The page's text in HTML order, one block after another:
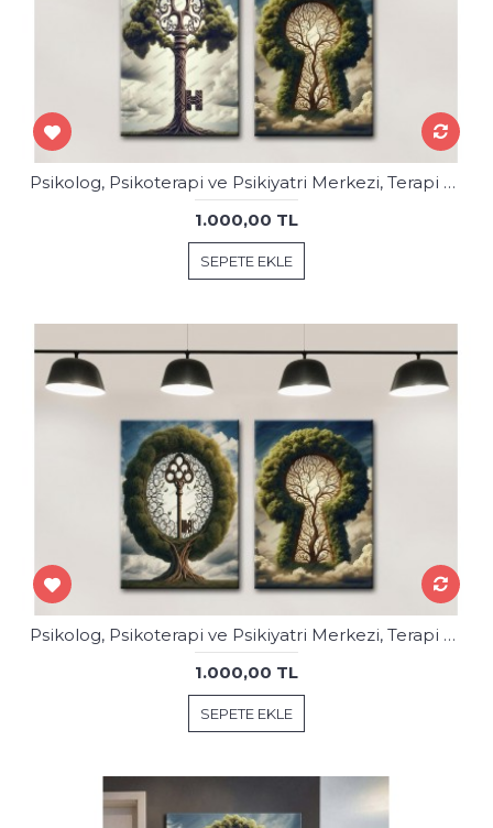
Psikolog, Psikoterapi ve Psikiyatri Merkezi, Terapi Odası Tablolar 2psk89-85
1.000,00 TL
SEPETE EKLE
Psikolog, Psikoterapi ve Psikiyatri Merkezi, Terapi Odası Tablolar 2psk89-87
1.000,00 TL
SEPETE EKLE